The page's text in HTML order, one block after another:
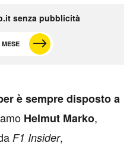
senza pubblicità
è sempre disposto a
Helmut Marko,
F1 Insider,